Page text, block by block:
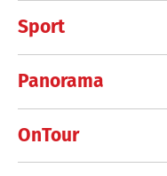
Sport
Panorama
OnTour